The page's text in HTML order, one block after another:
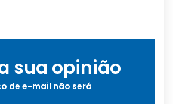
sua opinião
de e-mail não será